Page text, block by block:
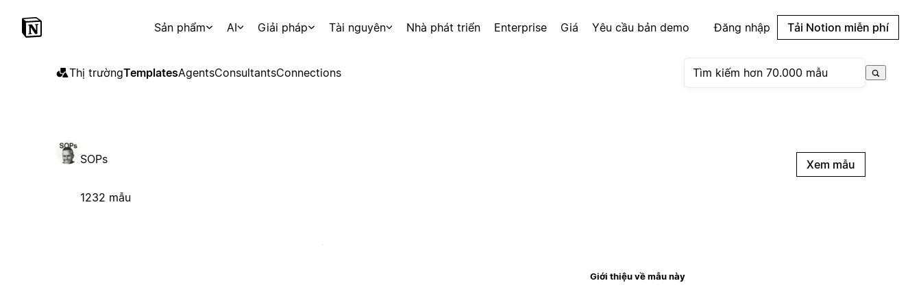
Sản phẩm AI Giải pháp Tài nguyên Nhà phát triển Enterprise Giá Yêu cầu bản demo Đăng nhập Tải Notion miễn phí
Thị trườngTemplatesAgentsConsultantsConnections
SOPs
1232 mẫu
Xem mẫu
Giới thiệu về mẫu này